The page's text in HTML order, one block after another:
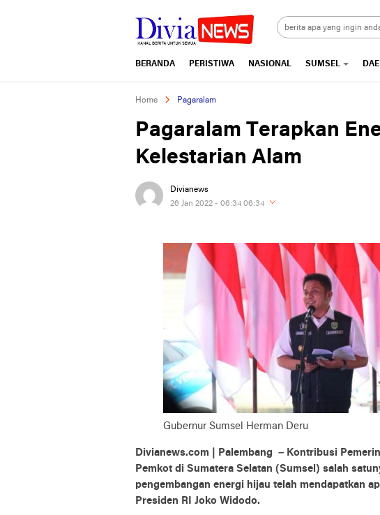
divianews.com
BERANDA PERISTIWA NASIONAL SUMSEL
Home Pagaralam
Pagaralam Terapkan
Kelestarian Alam
Divianews
26 Jan 2022 - 06:34 06:34
Gubernur Sumsel Herman Deru
Divianews.com | Palembang – Kontribusi
Pemkot di Sumatera Selatan (Sumsel) salah
pengembangan energi hijau telah mendapatkan
Presiden RI Joko Widodo.